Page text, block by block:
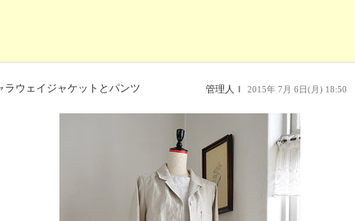
ラウェイジャケットとパンツ 管理人Ｉ 2015年 7月 6日(月) 18:50